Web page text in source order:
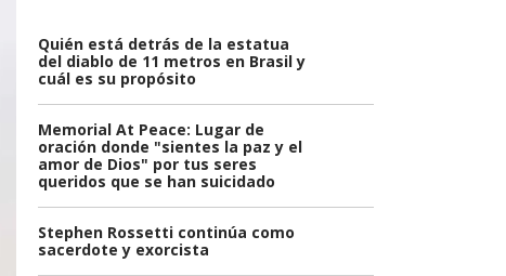
Quién está detrás de la estatua
del diablo de 11 metros en Brasil y
cuál es su propósito
Memorial At Peace: Lugar de
oración donde "sientes la paz y el
amor de Dios" por tus seres
queridos que se han suicidado
Stephen Rossetti continúa como
sacerdote y exorcista